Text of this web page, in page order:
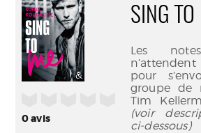
0avis
SING TO
Les
pour
groupe de
Tim
(voir
ci-dessous)